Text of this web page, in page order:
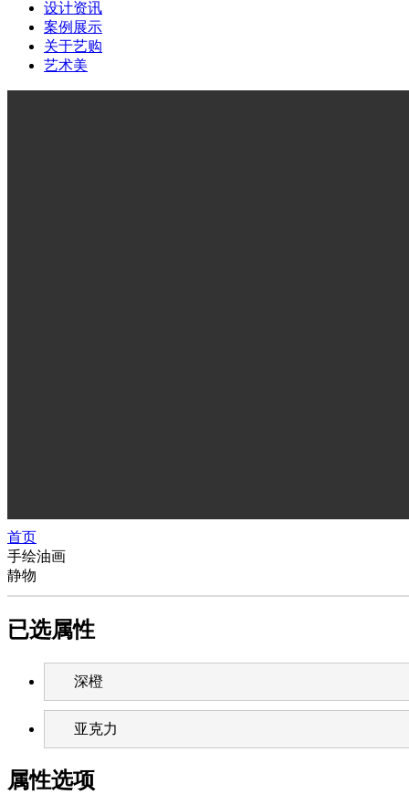
设计资讯
案例展示
关于艺购
艺术美
首页
手绘油画
静物
已选属性
深橙
亚克力
属性选项